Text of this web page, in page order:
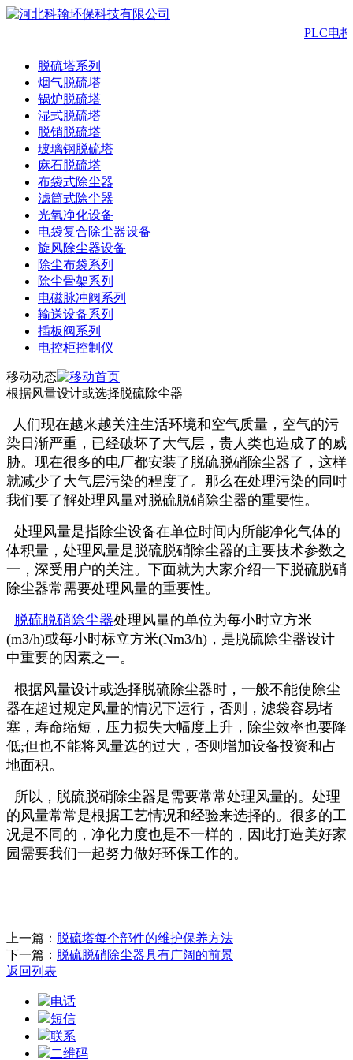
PLC电
脱硫塔系列
烟气脱硫塔
锅炉脱硫塔
湿式脱硫塔
脱销脱硫塔
玻璃钢脱硫塔
麻石脱硫塔
布袋式除尘器
滤筒式除尘器
光氧净化设备
电袋复合除尘器设备
旋风除尘器设备
除尘布袋系列
除尘骨架系列
电磁脉冲阀系列
输送设备系列
插板阀系列
电控柜控制仪
移动动态
根据风量设计或选择脱硫除尘器
人们现在越来越关注生活环境和空气质量，空气的污
染日渐严重，已经破坏了大气层，贵人类也造成了的威
胁。现在很多的电厂都安装了脱硫脱硝除尘器了，这样
就减少了大气层污染的程度了。那么在处理污染的同时
我们要了解处理风量对脱硫脱硝除尘器的重要性。
处理风量是指除尘设备在单位时间内所能净化气体的
体积量，处理风量是脱硫脱硝除尘器的主要技术参数之
一，深受用户的关注。下面就为大家介绍一下脱硫脱硝
除尘器常需要处理风量的重要性。
脱硫脱硝除尘器处理风量的单位为每小时立方米
(m3/h)或每小时标立方米(Nm3/h)，是脱硫除尘器设计
中重要的因素之一。
根据风量设计或选择脱硫除尘器时，一般不能使除尘
器在超过规定风量的情况下运行，否则，滤袋容易堵
塞，寿命缩短，压力损失大幅度上升，除尘效率也要降
低;但也不能将风量选的过大，否则增加设备投资和占
地面积。
所以，脱硫脱硝除尘器是需要常常处理风量的。处理
的风量常常是根据工艺情况和经验来选择的。很多的工
况是不同的，净化力度也是不一样的，因此打造美好家
园需要我们一起努力做好环保工作的。
上一篇： 脱硫塔每个部件的维护保养方法
下一篇： 脱硫脱硝除尘器具有广阔的前景
返回列表
电话
短信
联系
二维码